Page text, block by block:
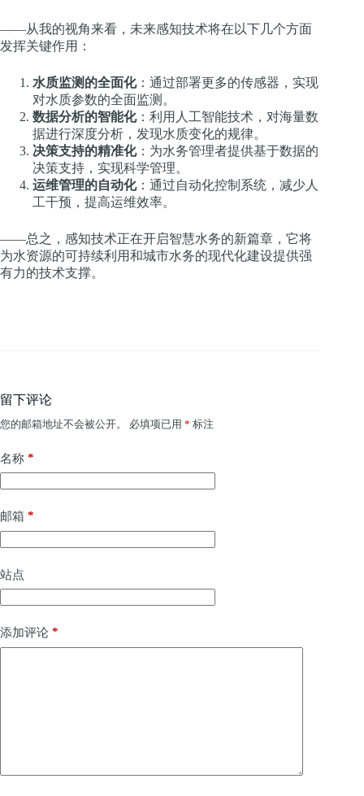
——从我的视角来看，未来感知技术将在以下几个方面
发挥关键作用：
水质监测的全面化：通过部署更多的传感器，实现
对水质参数的全面监测。
数据分析的智能化：利用人工智能技术，对海量数
据进行深度分析，发现水质变化的规律。
决策支持的精准化：为水务管理者提供基于数据的
决策支持，实现科学管理。
运维管理的自动化：通过自动化控制系统，减少人
工干预，提高运维效率。
——总之，感知技术正在开启智慧水务的新篇章，它将
为水资源的可持续利用和城市水务的现代化建设提供强
有力的技术支撑。
留下评论
您的邮箱地址不会被公开。 必填项已用 * 标注
名称 *
邮箱 *
站点
添加评论 *